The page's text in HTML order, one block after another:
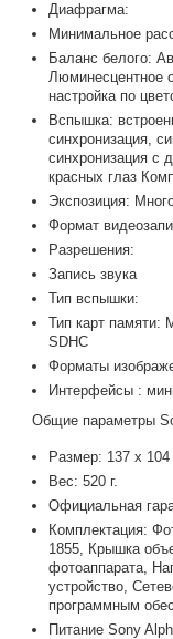
Диафрагма:
Минимальное
Баланс белого:
Люминесцентное
настройка по
Вспышка:
синхронизация,
синхронизация с
красных глаз
Экспозиция:
Формат
Разрешения:
Запись звука
Тип вспышки:
Тип карт памяти:
SDHC
Форматы
Интерфейсы :
Общие параметры
Размер: 137 х
Вес: 520 г.
Официальная
Комплектация:
1855, Крышка
фотоаппарата,
устройство,
программным
Питание Sony